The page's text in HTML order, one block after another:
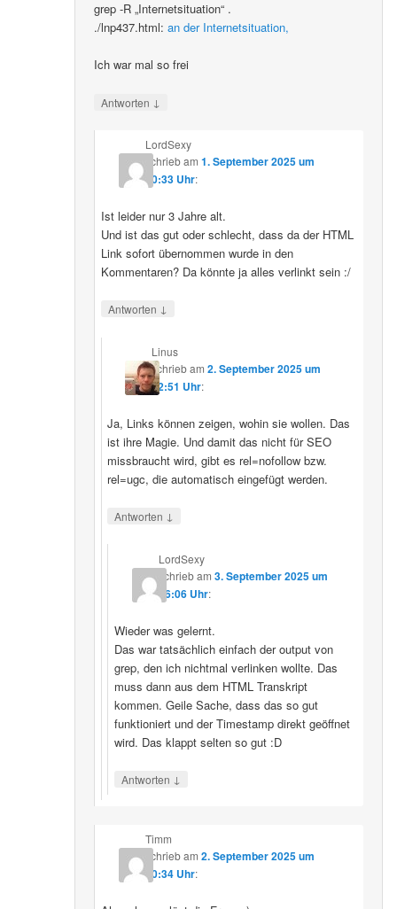
grep -R „Internetsituation“ .
./lnp437.html:an der Internetsituation,
Ich war mal so frei
Antworten ↓
LordSexy
schriebam 1. September 2025 um
10:33 Uhr:
Ist leider nur 3 Jahre alt.
Und ist das gut oder schlecht, dass da der HTML
Link sofort übernommen wurde in den
Kommentaren? Da könnte ja alles verlinkt sein :/
Antworten ↓
Linus
schriebam2. September 2025 um
12:51 Uhr:
Ja, Links können zeigen, wohin sie wollen. Das
ist ihre Magie. Und damit das nicht für SEO
missbraucht wird, gibt es rel=nofollow bzw.
rel=ugc, die automatisch eingefügt werden.
Antworten ↓
LordSexy
schriebam 3. September 2025 um
16:06 Uhr:
Wieder was gelernt.
Das war tatsächlich einfach der output von
grep, den ich nichtmal verlinken wollte. Das
muss dann aus dem HTML Transkript
kommen. Geile Sache, dass das so gut
funktioniert und der Timestamp direkt geöffnet
wird. Das klappt selten so gut :D
Antworten ↓
Timm
schriebam 2. September 2025 um
10:34 Uhr: